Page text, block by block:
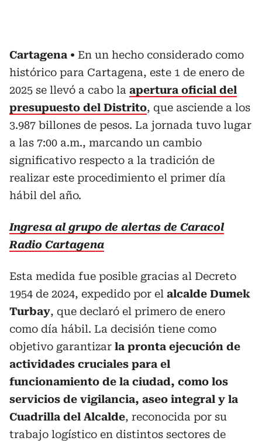
Cartagena
En un hecho considerado como
histórico para Cartagena, este 1 de enero de
2025 se llevó a cabo la apertura oficial del
presupuesto del Distrito, que asciende a los
3.987 billones de pesos. La jornada tuvo lugar
a las 7:00 a.m., marcando un cambio
significativo respecto a la tradición de
realizar este procedimiento el primer día
hábil del año.
Ingresa al grupo de alertas de Caracol
Radio Cartagena
Esta medida fue posible gracias al Decreto
1954 de 2024, expedido por el alcalde Dumek
Turbay, que declaró el primero de enero
como día hábil. La decisión tiene como
objetivo garantizar la pronta ejecución de
actividades cruciales para el
funcionamiento de la ciudad, como los
servicios de vigilancia, aseo integral y la
Cuadrilla del Alcalde, reconocida por su
trabajo logístico en distintos sectores de